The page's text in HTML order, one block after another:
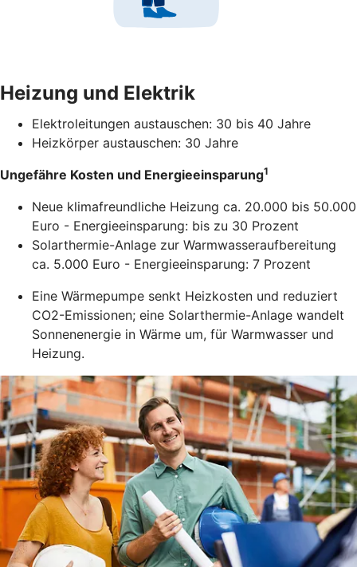
Heizung und Elektrik
Elektroleitungen austauschen: 30 bis 40 Jahre
Heizkörper austauschen: 30 Jahre
Ungefähre Kosten und Energieeinsparung1
Neue klimafreundliche Heizung ca. 20.000 bis 50.000
Euro - Energieeinsparung: bis zu 30 Prozent
Solarthermie-Anlage zur Warmwasseraufbereitung
ca. 5.000 Euro - Energieeinsparung: 7 Prozent
Eine Wärmepumpe senkt Heizkosten und reduziert
CO2-Emissionen; eine Solarthermie-Anlage wandelt
Sonnenenergie in Wärme um, für Warmwasser und
Heizung.